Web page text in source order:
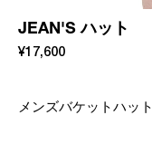
JEAN'S ハット
¥17,600
メンズバケットハット